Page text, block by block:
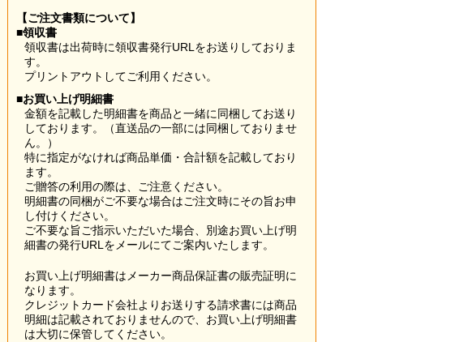
【ご注文書類について】
■領収書
領収書は出荷時に領収書発行URLをお送りしておりま
す。
プリントアウトしてご利用ください。
■お買い上げ明細書
金額を記載した明細書を商品と一緒に同梱してお送り
しております。（直送品の一部には同梱しておりませ
ん。）
特に指定がなければ商品単価・合計額を記載しており
ます。
ご贈答の利用の際は、ご注意ください。
明細書の同梱がご不要な場合はご注文時にその旨お申
し付けください。
ご不要な旨ご指示いただいた場合、別途お買い上げ明
細書の発行URLをメールにてご案内いたします。
お買い上げ明細書はメーカー商品保証書の販売証明に
なります。
クレジットカード会社よりお送りする請求書には商品
明細は記載されておりませんので、お買い上げ明細書
は大切に保管してください。